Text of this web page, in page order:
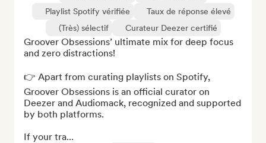
Playlist Spotify vérifiée
Taux de réponse élevé
(Très) sélectif
Curateur Deezer certifié
Groover Obsessions’ ultimate mix for deep focus
and zero distractions!
👉 Apart from curating playlists on Spotify,
Groover Obsessions is an official curator on
Deezer and Audiomack, recognized and supported
by both platforms.
If your tra...